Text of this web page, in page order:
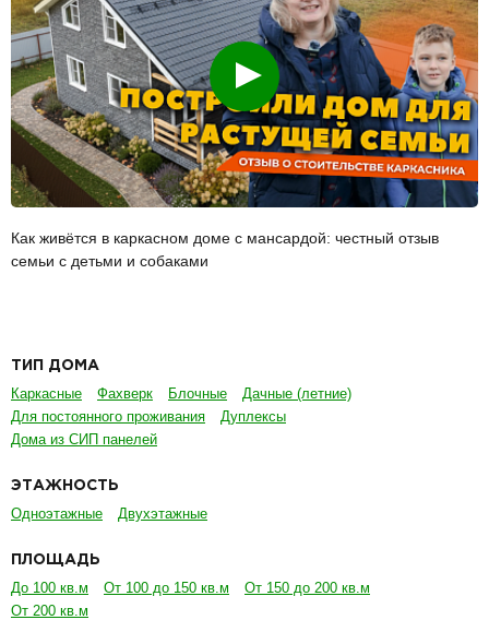
Смотреть
Как живётся в каркасном доме с мансардой: честный отзыв
семьи с детьми и собаками
ТИП ДОМА
Каркасные Фахверк Блочные
Дачные (летние)
Для постоянного проживания
Дуплексы
Дома из СИП панелей
ЭТАЖНОСТЬ
Одноэтажные Двухэтажные
ПЛОЩАДЬ
До 100 кв.м От 100 до 150 кв.м
От 150 до 200 кв.м
От 200 кв.м